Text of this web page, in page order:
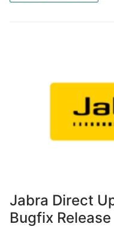
Jabra Direct
Bugfix Release